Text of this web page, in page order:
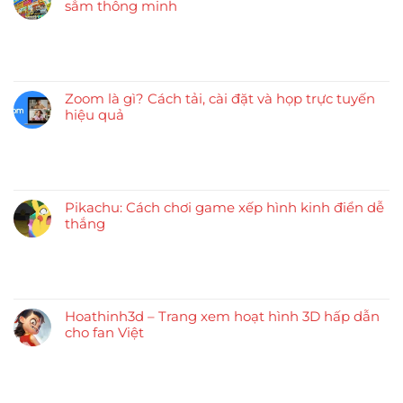
sắm thông minh
Zoom là gì? Cách tải, cài đặt và họp trực tuyến
hiệu quả
Pikachu: Cách chơi game xếp hình kinh điển dễ
thắng
Hoathinh3d – Trang xem hoạt hình 3D hấp dẫn
cho fan Việt